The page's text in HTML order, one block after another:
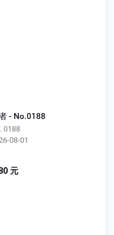
- No.0188
0188
08-01
元